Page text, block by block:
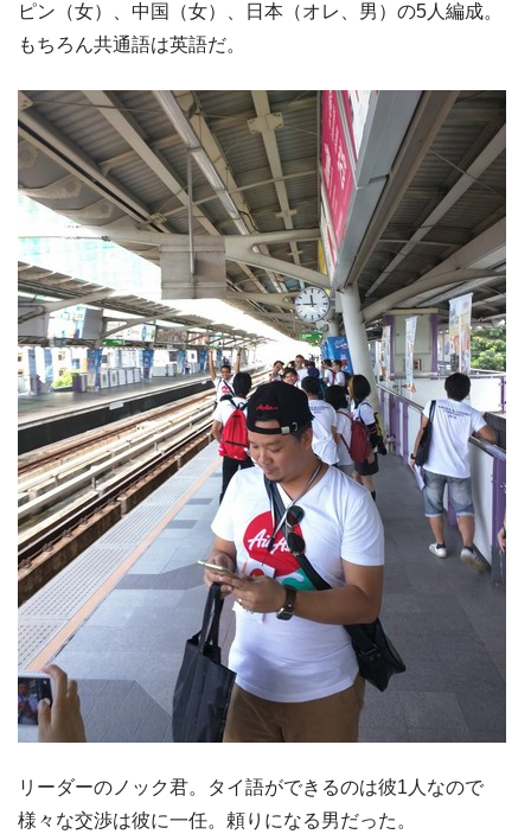
ピン（女）、中国（女）、日本（オレ、男）の5人編成。
もちろん共通語は英語だ。
リーダーのノック君。タイ語ができるのは彼1人なので
様々な交渉は彼に一任。頼りになる男だった。